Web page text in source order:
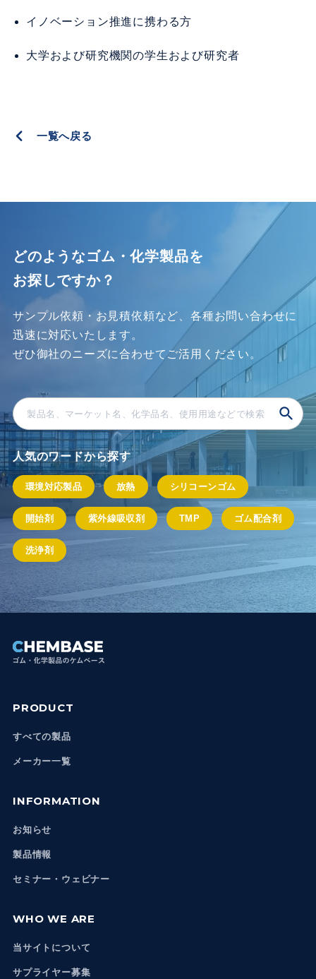
イノベーション推進に携わる方
大学および研究機関の学生および研究者
一覧へ戻る
どのようなゴム・化学製品を
お探しですか？
サンプル依頼・お見積依頼など、各種お問い合わせに
迅速に対応いたします。
ぜひ御社のニーズに合わせてご活⽤ください。
人気のワードから探す
環境対応製品 放熱 シリコーンゴム
開始剤 紫外線吸収剤 TMP ゴム配合剤
洗浄剤
PRODUCT
すべての製品
メーカー一覧
INFORMATION
お知らせ
製品情報
セミナー・ウェビナー
WHO WE ARE
当サイトについて
サプライヤー募集